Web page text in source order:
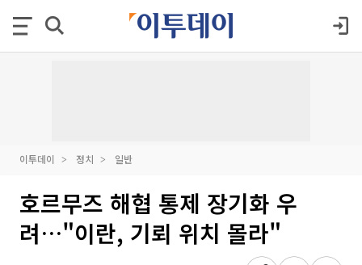
이투데이 정치 일반
호르무즈 해협 통제 장기화 우
려…"이란, 기뢰 위치 몰라"